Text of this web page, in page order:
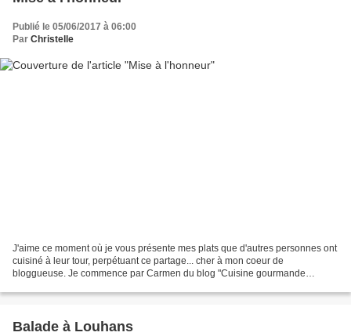
Publié le 05/06/2017 à 06:00
Par Christelle
J'aime ce moment où je vous présente mes plats que d'autres personnes ont
cuisiné à leur tour, perpétuant ce partage... cher à mon coeur de
bloggueuse. Je commence par Carmen du blog "Cuisine gourmande
Balade à Louhans